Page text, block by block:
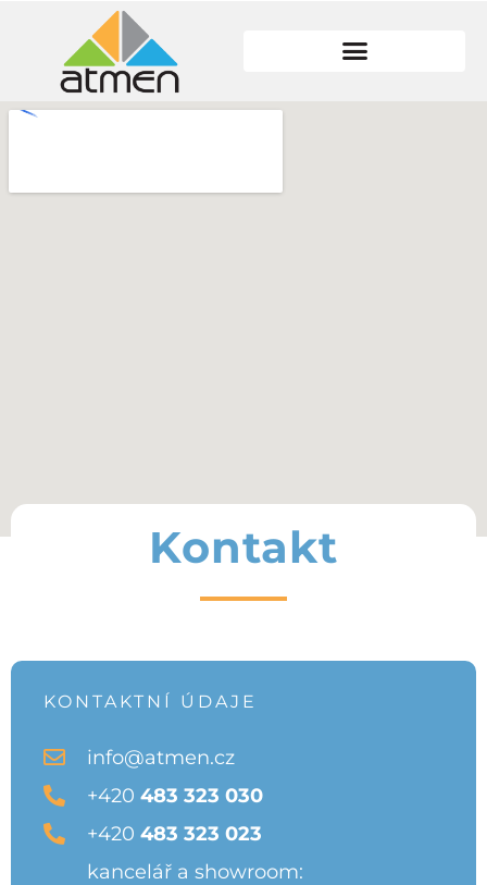
Kontakt
KONTAKTNÍ ÚDAJE
info@atmen.cz
+420 483 323 030
+420 483 323 023
kancelář a showroom: